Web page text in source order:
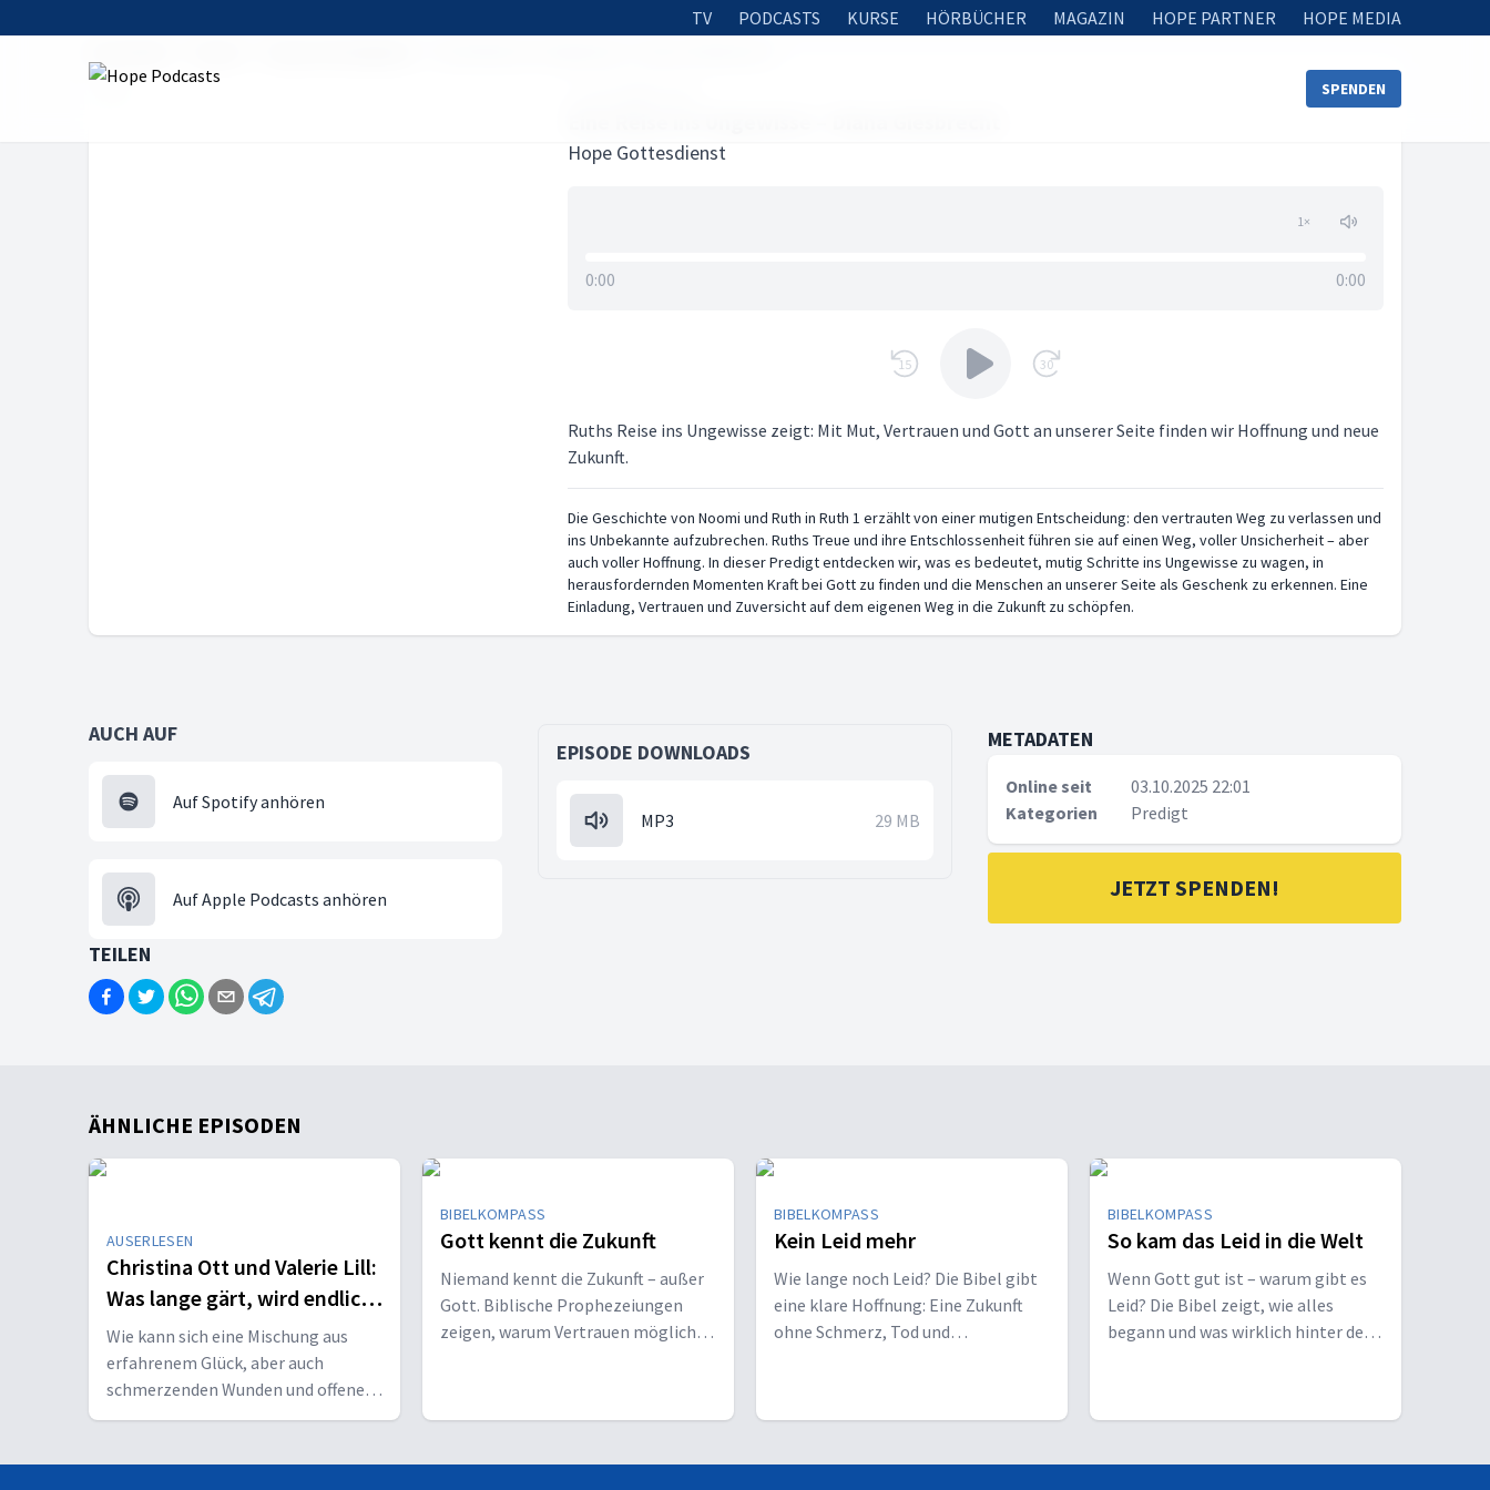
TV PODCASTS KURSE HÖRBÜCHER MAGAZIN HOPE PARTNER HOPE MEDIA
SPENDEN
Hope Gottesdienst
1×
0:00 0:00
15 30
Ruths Reise ins Ungewisse zeigt: Mit Mut, Vertrauen und Gott an unserer Seite finden wir Hoffnung und neue
Zukunft.
Die Geschichte von Noomi und Ruth in Ruth 1 erzählt von einer mutigen Entscheidung: den vertrauten Weg zu verlassen und
ins Unbekannte aufzubrechen. Ruths Treue und ihre Entschlossenheit führen sie auf einen Weg, voller Unsicherheit – aber
auch voller Hoffnung. In dieser Predigt entdecken wir, was es bedeutet, mutig Schritte ins Ungewisse zu wagen, in
herausfordernden Momenten Kraft bei Gott zu finden und die Menschen an unserer Seite als Geschenk zu erkennen. Eine
Einladung, Vertrauen und Zuversicht auf dem eigenen Weg in die Zukunft zu schöpfen.
AUCH AUF
Auf Spotify anhören
Auf Apple Podcasts anhören
EPISODE DOWNLOADS
MP3 29 MB
METADATEN
Online seit
03.10.2025 22:01
Kategorien
Predigt
JETZT SPENDEN!
TEILEN
ÄHNLICHE EPISODEN
AUSERLESEN
Christina Ott und Valerie Lill:
Was lange gärt, wird endlich
Mut
Wie kann sich eine Mischung aus
erfahrenem Glück, aber auch
schmerzenden Wunden und offenen
Fragen zu frischem Lebensmut
BIBELKOMPASS
Gott kennt die Zukunft
Niemand kennt die Zukunft – außer
Gott. Biblische Prophezeiungen
zeigen, warum Vertrauen möglich
BIBELKOMPASS
Kein Leid mehr
Wie lange noch Leid? Die Bibel gibt
eine klare Hoffnung: Eine Zukunft
ohne Schmerz, Tod und
BIBELKOMPASS
So kam das Leid in die Welt
Wenn Gott gut ist – warum gibt es
Leid? Die Bibel zeigt, wie alles
begann und was wirklich hinter dem